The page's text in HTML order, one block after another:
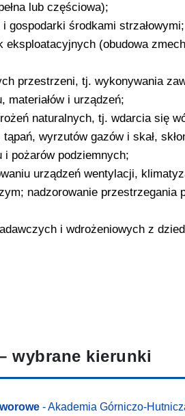
lub częściowa);
gospodarki środkami strzałowymi;
eksploatacyjnych (obudowa
przestrzeni, tj. wykonywania
materiałów i urządzeń;
naturalnych, tj. wdarcia się
wyrzutów gazów i skał,
i pożarów podziemnych;
urządzeń wentylacji,
nadzorowanie
i wdrożeniowych z
wybrane kierunki
- Akademia Górniczo-